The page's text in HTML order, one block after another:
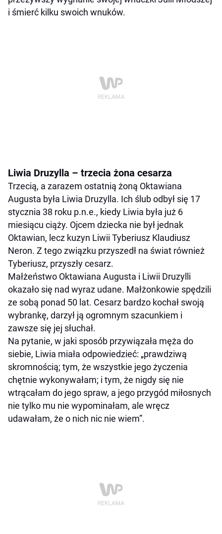
i śmierć kilku swoich wnuków.
Liwia Druzylla – trzecia żona cesarza
Trzecią, a zarazem ostatnią żoną Oktawiana
Augusta była Liwia Druzylla. Ich ślub odbył się 17
stycznia 38 roku p.n.e., kiedy Liwia była już 6
miesiącu ciąży. Ojcem dziecka nie był jednak
Oktawian, lecz kuzyn Liwii Tyberiusz Klaudiusz
Neron. Z tego związku przyszedł na świat również
Tyberiusz, przyszły cesarz.
Małżeństwo Oktawiana Augusta i Liwii Druzylli
okazało się nad wyraz udane. Małżonkowie spędzili
ze sobą ponad 50 lat. Cesarz bardzo kochał swoją
wybrankę, darzył ją ogromnym szacunkiem i
zawsze się jej słuchał.
Na pytanie, w jaki sposób przywiązała męża do
siebie, Liwia miała odpowiedzieć: „prawdziwą
skromnością; tym, że wszystkie jego życzenia
chętnie wykonywałam; i tym, że nigdy się nie
wtrącałam do jego spraw, a jego przygód miłosnych
nie tylko mu nie wypominałam, ale wręcz
udawałam, że o nich nic nie wiem”.